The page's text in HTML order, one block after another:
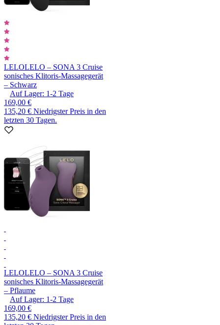
LELOLELO – SONA 3 Cruise
sonisches Klitoris-Massagegerät
– Schwarz
Auf Lager: 1-2 Tage
169,00 €
135,20 € Niedrigster Preis in den
letzten 30 Tagen.
LELOLELO – SONA 3 Cruise
sonisches Klitoris-Massagegerät
– Pflaume
Auf Lager: 1-2 Tage
169,00 €
135,20 € Niedrigster Preis in den